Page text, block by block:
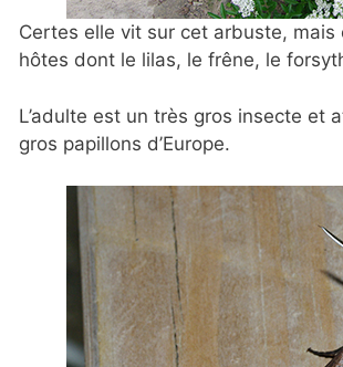
Certes elle vit sur cet arbuste, mais
hôtes dont le lilas, le frêne, le
L’adulte est un très gros insecte et
gros papillons d’Europe.